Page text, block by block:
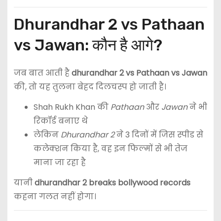
Dhurandhar 2 vs Pathaan
vs Jawan: कौन है आगे?
जब बात आती हैdhurandhar 2 vs Pathaan vs Jawan
की, तो यह तुलना बेहद दिलचस्प हो जाती है।
Shah Rukh Khan की Pathaanऔर Jawanने भी
रिकॉर्ड बनाए थे
लेकिन Dhurandhar 2ने 3 दिनों में जिस स्पीड से
कलेक्शन किया है, वह इन फिल्मों से भी तेज
माना जा रहा है
यानीdhurandhar 2 breaks bollywood records
कहना गलत नहीं होगा।